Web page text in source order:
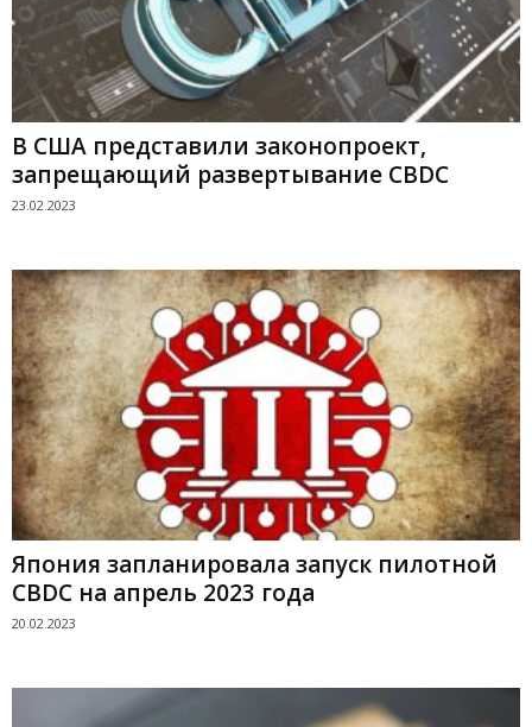
В США представили законопроект,
запрещающий развертывание CBDC
23.02.2023
Япония запланировала запуск пилотной
CBDC на апрель 2023 года
20.02.2023